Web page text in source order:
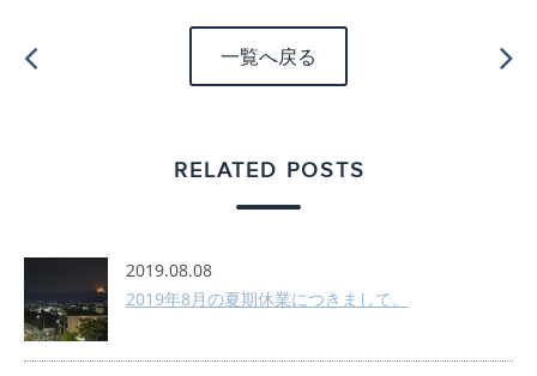
一覧へ戻る
RELATED POSTS
2019.08.08
2019年8月の夏期休業につきまして。